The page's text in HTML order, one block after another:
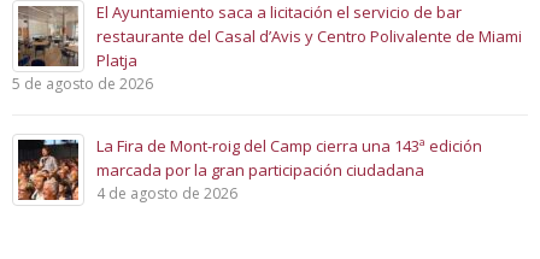
El Ayuntamiento saca a licitación el servicio de bar
restaurante del Casal d’Avis y Centro Polivalente de Miami
Platja
5 de agosto de 2026
La Fira de Mont-roig del Camp cierra una 143ª edición
marcada por la gran participación ciudadana
4 de agosto de 2026